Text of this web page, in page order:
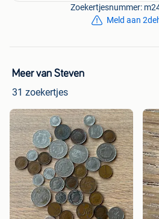
Zoekertjesnummer:
Meld aan
Meer van Steven
31 zoekertjes